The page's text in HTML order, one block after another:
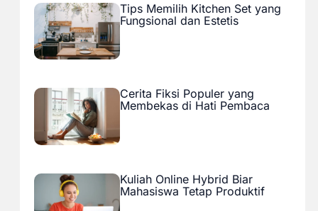
Tips Memilih Kitchen Set yang
Fungsional dan Estetis
Cerita Fiksi Populer yang
Membekas di Hati Pembaca
Kuliah Online Hybrid Biar
Mahasiswa Tetap Produktif